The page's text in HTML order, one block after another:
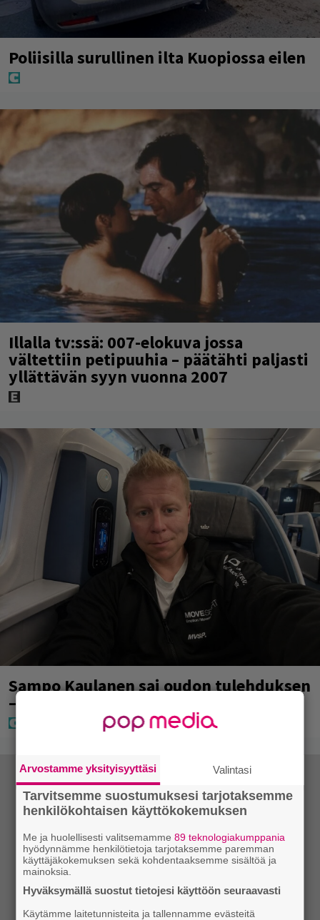
Poliisilla surullinen ilta Kuopiossa eilen
Illalla tv:ssä: 007-elokuva jossa
vältettiin petipuuhia – päätähti paljasti
yllättävän syyn vuonna 2007
Sampo Kaulanen sai oudon tulehduksen
– makaa hoitolaitteessa nytkähdellen
Arvostamme yksityisyyttäsi Valintasi
Tarvitsemme suostumuksesi tarjotaksemme
henkilökohtaisen käyttökokemuksen
Me ja huolellisesti valitsemamme89 teknologiakumppania
hyödynnämme henkilötietoja tarjotaksemme paremman
käyttäjäkokemuksen sekä kohdentaaksemme sisältöä ja
mainoksia.
Hyväksymällä suostut tietojesi käyttöön seuraavasti
Käytämme laitetunnisteita ja tallennamme evästeitä